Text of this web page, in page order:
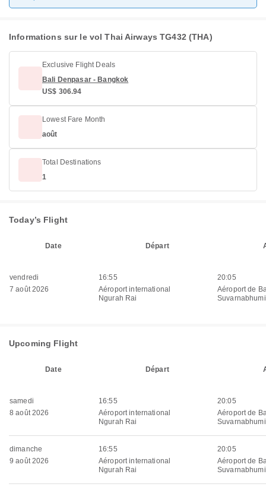
Informations sur le vol Thai Airways TG432 (THA)
Exclusive Flight Deals
Bali Denpasar - Bangkok
US$ 306.94
Lowest Fare Month
août
Total Destinations
1
Today’s Flight
Date Départ
vendredi
7 août 2026
16:55
Aéroport international
Ngurah Rai
20:05
Aéroport de
Suvarnabhumi
Upcoming Flight
Date Départ
samedi
8 août 2026
16:55
Aéroport international
Ngurah Rai
20:05
Aéroport de
Suvarnabhumi
dimanche
9 août 2026
16:55
Aéroport international
Ngurah Rai
20:05
Aéroport de
Suvarnabhumi